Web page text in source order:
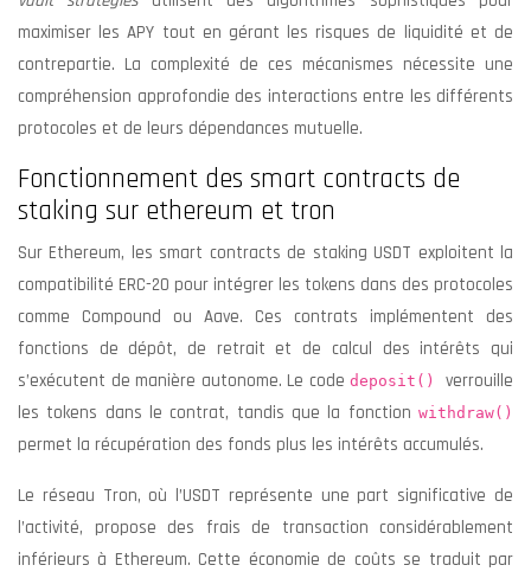
maximiser les APY tout en gérant les risques de liquidité et de
contrepartie. La complexité de ces mécanismes nécessite une
compréhension approfondie des interactions entre les différents
protocoles et de leurs dépendances mutuelle.
Fonctionnement des smart contracts de
staking sur ethereum et tron
Sur Ethereum, les smart contracts de staking USDT exploitent la
compatibilité ERC-20 pour intégrer les tokens dans des protocoles
comme Compound ou Aave. Ces contrats implémentent des
fonctions de dépôt, de retrait et de calcul des intérêts qui
s’exécutent de manière autonome. Le codedeposit()verrouille
les tokens dans le contrat, tandis que la fonction withdraw()
permet la récupération des fonds plus les intérêts accumulés.
Le réseau Tron, où l’USDT représente une part significative de
l’activité, propose des frais de transaction considérablement
inférieurs à Ethereum. Cette économie de coûts se traduit par